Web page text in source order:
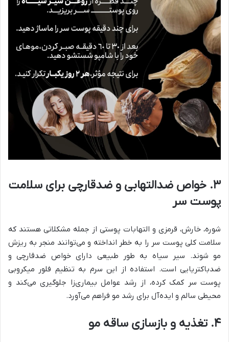
۳. خواص ضدالتهابی و ضدقارچی برای سلامت
پوست سر
شوره، خارش، قرمزی و التهابات پوستی از جمله مشکلاتی هستند که
سلامت کلی پوست سر را به خطر انداخته و می‌توانند منجر به ریزش
مو شوند. سیر سیاه به طور طبیعی دارای خواص ضدقارچی و
ضدباکتریایی است. استفاده از این سرم به تنظیم فلور میکروبی
پوست سر کمک کرده، از رشد عوامل بیماری‌زا جلوگیری می‌کند و
محیطی سالم و ایده‌آل برای رشد مو فراهم می‌آورد.
۴. تغذیه و بازسازی ساقه مو